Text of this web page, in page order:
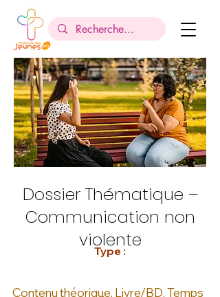
Type :
Dossier Thématique –
Communication non
violente
Contenu théorique, Livre/BD, Temps